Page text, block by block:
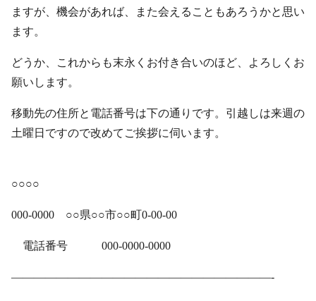
ますが、機会があれば、また会えることもあろうかと思い
ます。
どうか、これからも末永くお付き合いのほど、よろしくお
願いします。
移動先の住所と電話番号は下の通りです。引越しは来週の
土曜日ですので改めてご挨拶に伺います。
○○○○
000-0000 ○○県○○市○○町0-00-00
電話番号 000-0000-0000
———————————————————————-